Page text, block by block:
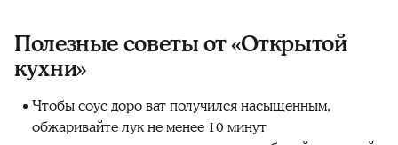
Полезные советы от «Открытой
кухни»‎
Чтобы соус доро ват получился насыщенным,
обжаривайте лук не менее 10 минут